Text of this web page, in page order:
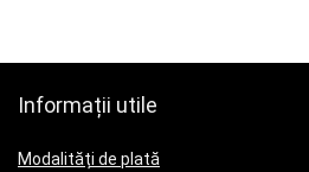
Informații utile
Modalități de plată